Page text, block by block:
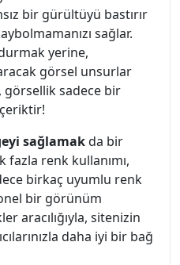
bir gürültüyü bastırır
sağlar.
yerine,
görsel unsurlar
görsellik sadece bir
sağlamakda bir
fazla renk kullanımı,
birkaç uyumlu renk
bir görünüm
aracılığıyla, sitenizin
daha iyi bir bağ